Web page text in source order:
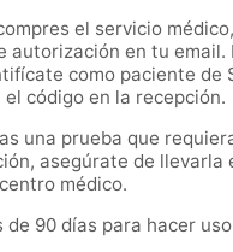
el servicio
autorización en tu email.
como paciente de
el código en la recepción.
una prueba que
asegúrate de llevarla
médico.
de 90 días para hacer